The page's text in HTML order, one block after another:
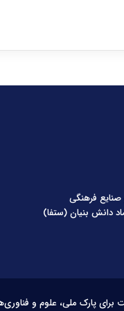
فرهنگی
دانش بنیان (ستفا)
برای پارک ملی، علوم و